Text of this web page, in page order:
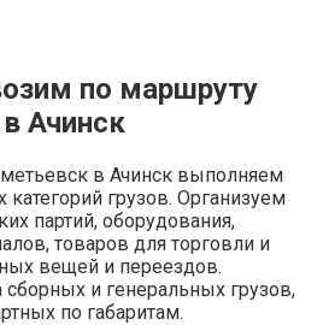
по маршруту
Ачинск
в Ачинск выполняем
грузов. Организуем
партий, оборудования,
товаров для торговли и
вещей и переездов.
и генеральных грузов,
по габаритам.